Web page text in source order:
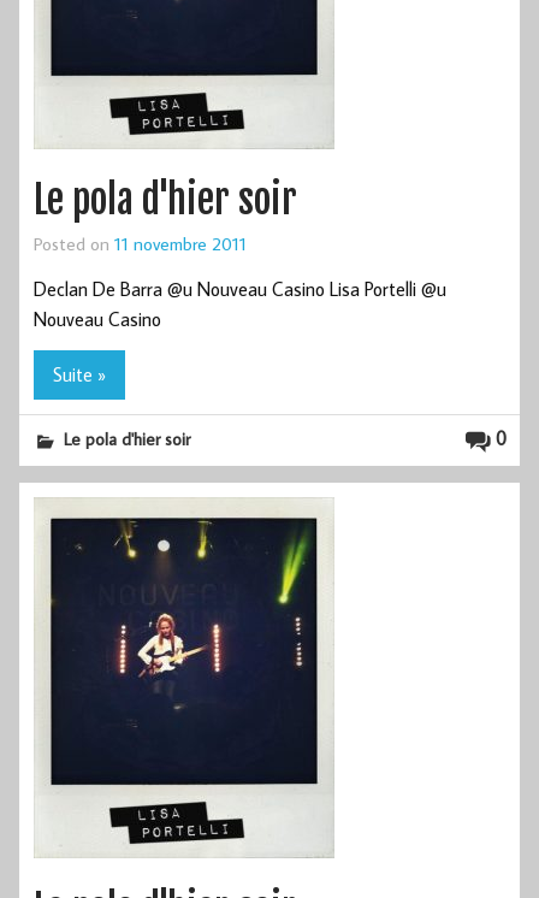
Le pola d'hier soir
Posted on 11 novembre 2011
Declan De Barra @u Nouveau Casino Lisa Portelli @u
Nouveau Casino
Suite »
0
Le pola d'hier soir